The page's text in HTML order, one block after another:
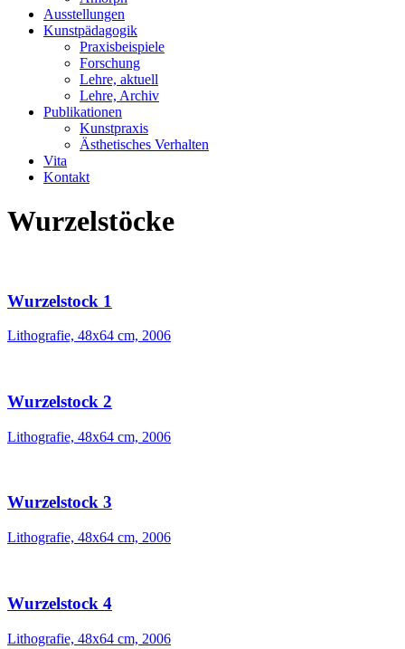
Ausstellungen
Kunstpädagogik
Praxisbeispiele
Forschung
Lehre, aktuell
Lehre, Archiv
Publikationen
Kunstpraxis
Ästhetisches Verhalten
Vita
Kontakt
Wurzelstöcke
Wurzelstock 1
Lithografie, 48x64 cm, 2006
Wurzelstock 2
Lithografie, 48x64 cm, 2006
Wurzelstock 3
Lithografie, 48x64 cm, 2006
Wurzelstock 4
Lithografie, 48x64 cm, 2006